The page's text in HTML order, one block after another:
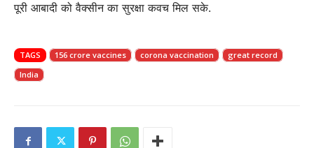
पूरी आबादी को वैक्सीन का सुरक्षा कवच मिल सके.
TAGS 156 crore vaccines corona vaccination
great record
India